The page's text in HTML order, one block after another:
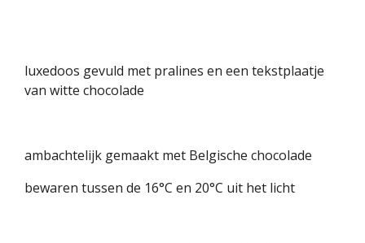
luxedoos gevuld met pralines en een tekstplaatje
van witte chocolade
ambachtelijk gemaakt met Belgische chocolade
bewaren tussen de 16°C en 20°C uit het licht